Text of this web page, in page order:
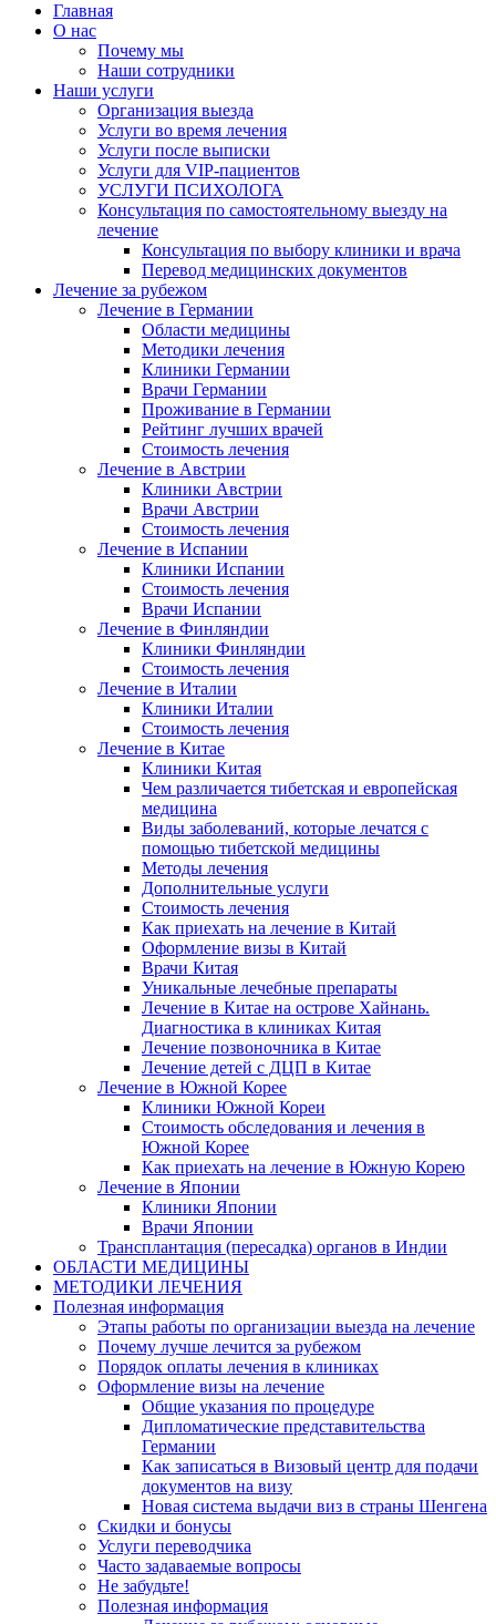
Главная
О нас
Почему мы
Наши сотрудники
Наши услуги
Организация выезда
Услуги во время лечения
Услуги после выписки
Услуги для VIP-пациентов
УСЛУГИ ПСИХОЛОГА
Консультация по самостоятельному выезду на
лечение
Консультация по выбору клиники и врача
Перевод медицинских документов
Лечение за рубежом
Лечение в Германии
Области медицины
Методики лечения
Клиники Германии
Врачи Германии
Проживание в Германии
Рейтинг лучших врачей
Стоимость лечения
Лечение в Австрии
Клиники Австрии
Врачи Австрии
Стоимость лечения
Лечение в Испании
Клиники Испании
Стоимость лечения
Врачи Испании
Лечение в Финляндии
Клиники Финляндии
Стоимость лечения
Лечение в Италии
Клиники Италии
Стоимость лечения
Лечение в Китае
Клиники Китая
Чем различается тибетская и европейская
медицина
Виды заболеваний, которые лечатся с
помощью тибетской медицины
Методы лечения
Дополнительные услуги
Стоимость лечения
Как приехать на лечение в Китай
Оформление визы в Китай
Врачи Китая
Уникальные лечебные препараты
Лечение в Китае на острове Хайнань.
Диагностика в клиниках Китая
Лечение позвоночника в Китае
Лечение детей с ДЦП в Китае
Лечение в Южной Корее
Клиники Южной Кореи
Стоимость обследования и лечения в
Южной Корее
Как приехать на лечение в Южную Корею
Лечение в Японии
Клиники Японии
Врачи Японии
Трансплантация (пересадка) органов в Индии
ОБЛАСТИ МЕДИЦИНЫ
МЕТОДИКИ ЛЕЧЕНИЯ
Полезная информация
Этапы работы по организации выезда на лечение
Почему лучше лечится за рубежом
Порядок оплаты лечения в клиниках
Оформление визы на лечение
Общие указания по процедуре
Дипломатические представительства
Германии
Как записаться в Визовый центр для подачи
документов на визу
Новая система выдачи виз в страны Шенгена
Скидки и бонусы
Услуги переводчика
Часто задаваемые вопросы
Не забудьте!
Полезная информация